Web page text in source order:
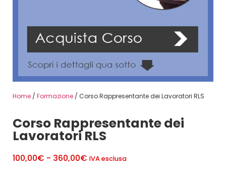
Home / Formazione / Corso Rappresentante dei Lavoratori RLS
Corso Rappresentante dei
Lavoratori RLS
100,00€ - 360,00€ IVA esclusa